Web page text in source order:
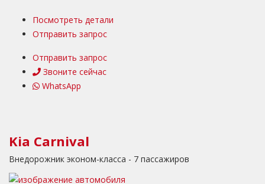
Посмотреть детали
Отправить запрос
Отправить запрос
Звоните сейчас
WhatsApp
Kia Carnival
Внедорожник эконом-класса - 7 пассажиров